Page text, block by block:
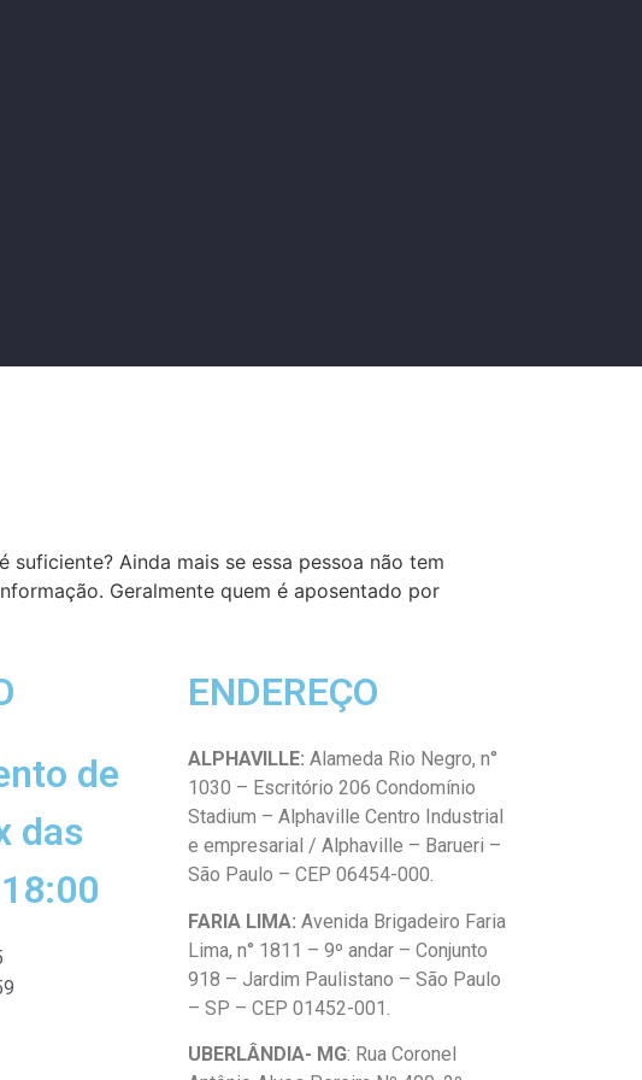
Ainda mais se essa pessoa não tem
Geralmente quem é aposentado por
de
das
ENDEREÇO
ALPHAVILLE: Alameda Rio Negro, n°
1030 – Escritório 206 Condomínio
Stadium – Alphaville Centro Industrial
e empresarial / Alphaville – Barueri –
São Paulo – CEP 06454-000.
FARIA LIMA: Avenida Brigadeiro Faria
Lima, n° 1811 – 9º andar – Conjunto
918 – Jardim Paulistano – São Paulo
– SP – CEP 01452-001.
UBERLÂNDIA- MG: Rua Coronel